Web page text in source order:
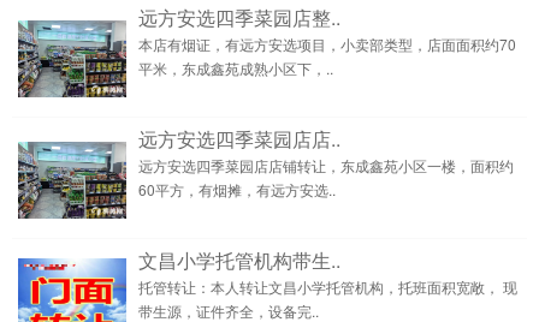
远方安选四季菜园店整..
本店有烟证，有远方安选项目，小卖部类型，店面面积约70
平米，东成鑫苑成熟小区下，..
远方安选四季菜园店店..
远方安选四季菜园店店铺转让，东成鑫苑小区一楼，面积约
60平方，有烟摊，有远方安选..
文昌小学托管机构带生..
托管转让：本人转让文昌小学托管机构，托班面积宽敞， 现
带生源，证件齐全，设备完..